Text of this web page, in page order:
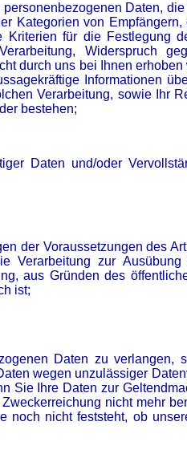
Daten,
Kategorien von
für die Festlegung
Widerspruch
durch uns bei Ihnen
Informationen
Verarbeitung, sowie Ihr
bestehen;
Daten und/oder
der Voraussetzungen des
Verarbeitung zur
aus Gründen des
ist;
Daten zu verlangen,
wegen unzulässiger
Sie Ihre Daten zur
nicht mehr
noch nicht feststeht, ob